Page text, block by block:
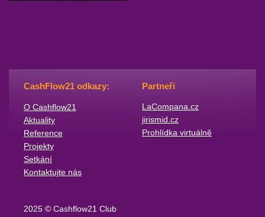
CashFlow21 odkazy:
O Cashflow21
Aktuality
Reference
Projekty
Setkání
Kontaktujte nás
Partneři
​LaCompana.cz
jirismid.cz
Prohlídka virtuálně
2025 © Cashflow21 Club